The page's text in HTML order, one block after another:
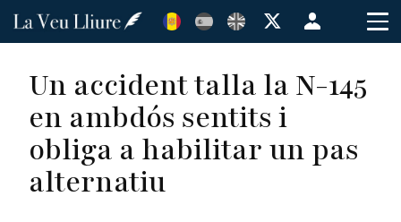
Vés
Menú
de
cuenta
de
Un accident talla la N-145
en ambdós sentits i
obliga a habilitar un pas
alternatiu